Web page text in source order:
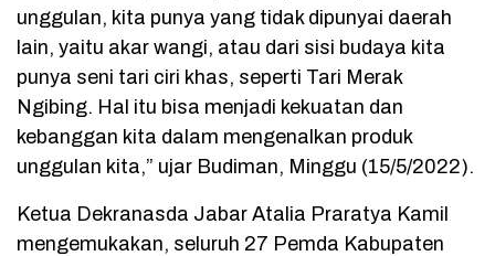
unggulan, kita punya yang tidak dipunyai daerah
lain, yaitu akar wangi, atau dari sisi budaya kita
punya seni tari ciri khas, seperti Tari Merak
Ngibing. Hal itu bisa menjadi kekuatan dan
kebanggan kita dalam mengenalkan produk
unggulan kita,” ujar Budiman, Minggu (15/5/2022).
Ketua Dekranasda Jabar Atalia Praratya Kamil
mengemukakan, seluruh 27 Pemda Kabupaten